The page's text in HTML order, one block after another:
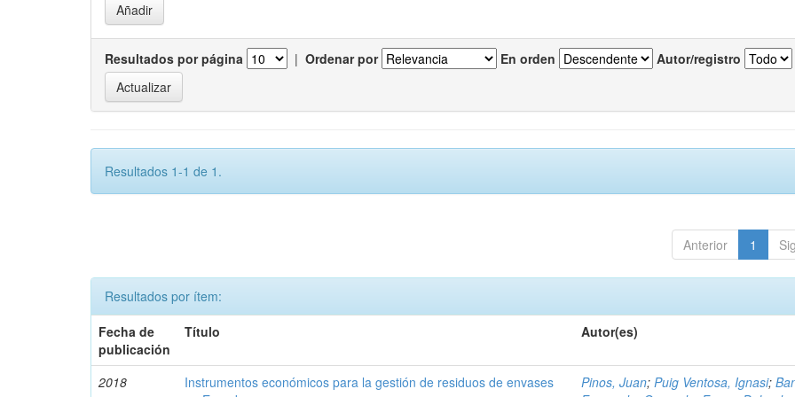
Resultados por página | Ordenar por En orden Autor/registro
Resultados 1-1 de 1.
Anterior 1
Resultados por ítem:
Fecha de
publicación
Título Autor(es)
2018
Instrumentos económicos para la gestión de residuos de envases
Pinos, Juan;Puig Ventosa, Ignasi;